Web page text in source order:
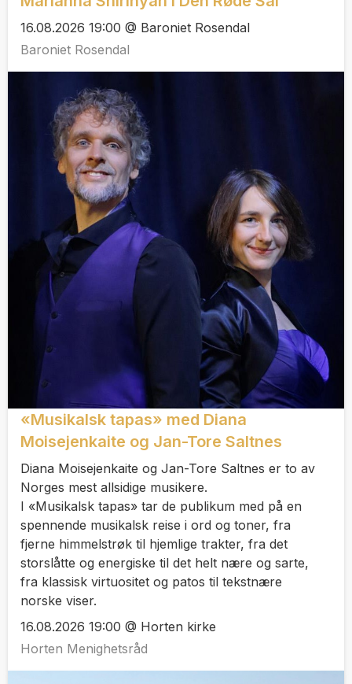
16.08.2026 19:00 @ Baroniet Rosendal
Baroniet Rosendal
«Musikalsk tapas» med Diana
Moisejenkaite og Jan-Tore Saltnes
Diana Moisejenkaite og Jan-Tore Saltnes er to av
Norges mest allsidige musikere.
I «Musikalsk tapas» tar de publikum med på en
spennende musikalsk reise i ord og toner, fra
fjerne himmelstrøk til hjemlige trakter, fra det
storslåtte og energiske til det helt nære og sarte,
fra klassisk virtuositet og patos til tekstnære
norske viser.
16.08.2026 19:00 @ Horten kirke
Horten Menighetsråd